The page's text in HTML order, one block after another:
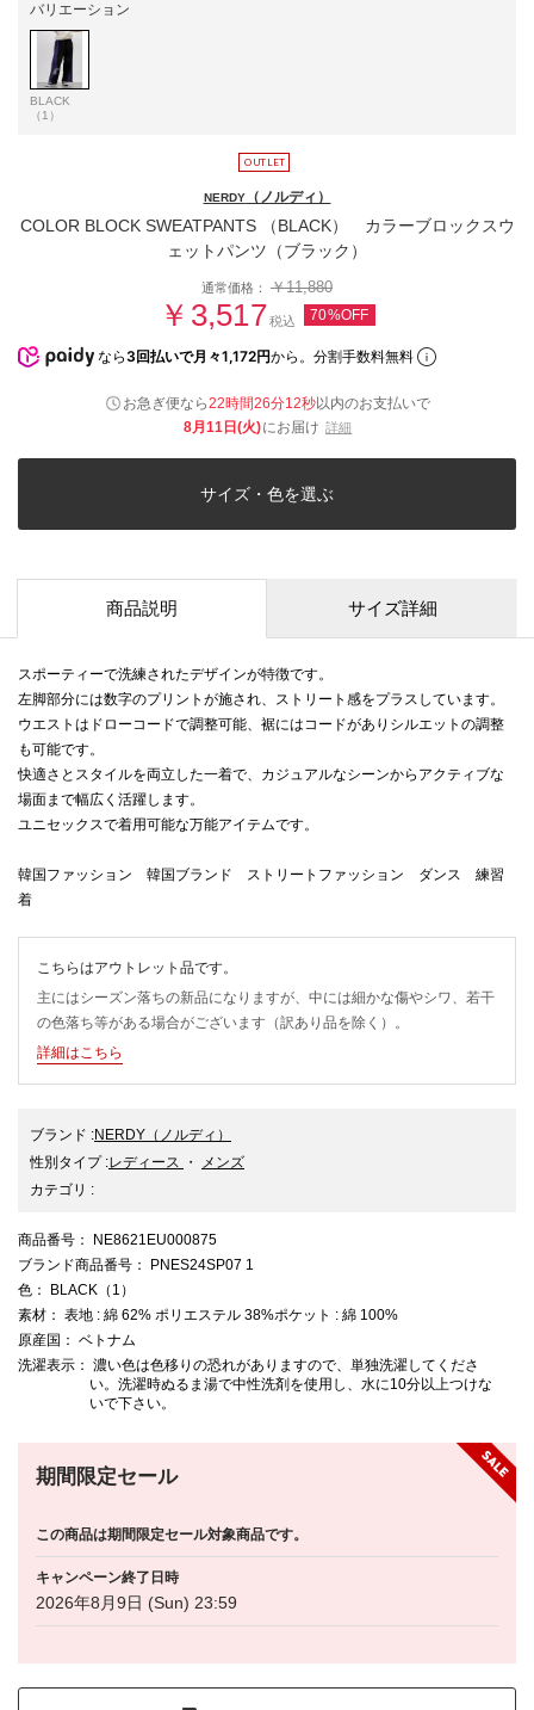
バリエーション
BLACK
（1）
NERDY（ノルディ）
COLOR BLOCK SWEATPANTS （BLACK） カラーブロックスウ
ェットパンツ（ブラック）
通常価格： ￥11,880
￥3,517税込 70%OFF
なら 3回払いで月々1,172円から。分割手数料無料
お急ぎ便なら22時間26分11秒以内のお支払いで
8月11日(火)にお届け 詳細
サイズ・色を選ぶ
商品説明 サイズ詳細
スポーティーで洗練されたデザインが特徴です。
左脚部分には数字のプリントが施され、ストリート感をプラスしています。
ウエストはドローコードで調整可能、裾にはコードがありシルエットの調整
も可能です。
快適さとスタイルを両立した一着で、カジュアルなシーンからアクティブな
場面まで幅広く活躍します。
ユニセックスで着用可能な万能アイテムです。
韓国ファッション 韓国ブランド ストリートファッション ダンス 練習
着
こちらはアウトレット品です。
主にはシーズン落ちの新品になりますが、中には細かな傷やシワ、若干
の色落ち等がある場合がございます（訳あり品を除く）。
詳細はこちら
ブランド :NERDY （ノルディ）
性別タイプ:レディース ・
メンズ
カテゴリ :
商品番号 ： NE8621EU000875
ブランド商品番号 ： PNES24SP07 1
色 ： BLACK（1）
素材 ： 表地 : 綿 62% ポリエステル 38%ポケット : 綿 100%
原産国 ： ベトナム
洗濯表示 ： 濃い色は色移りの恐れがありますので、単独洗濯してくださ
い。洗濯時ぬるま湯で中性洗剤を使用し、水に10分以上つけな
いで下さい。
期間限定セール
この商品は期間限定セール対象商品です。
キャンペーン終了日時
2026年8月9日 (Sun) 23:59